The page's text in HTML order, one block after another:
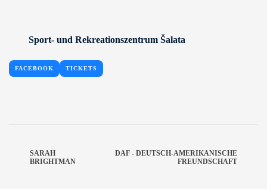
Sport- und Rekreationszentrum Šalata
FACEBOOK TICKETS
SARAH
BRIGHTMAN
DAF - DEUTSCH-AMERIKANISCHE
FREUNDSCHAFT